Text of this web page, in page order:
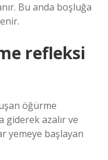
Bu anda boşluğa
refleksi
öğürme
giderek azalır ve
yemeye başlayan